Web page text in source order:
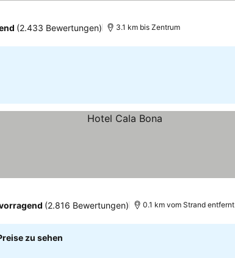
(2.433 Bewertungen) 3.1 km bis Zentrum
(2.816 Bewertungen) 0.1 km vom Strand entfernt
zu sehen